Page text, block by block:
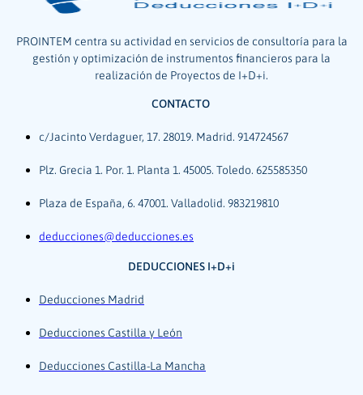
PROINTEM centra su actividad en servicios de consultoría para la
gestión y optimización de instrumentos financieros para la
realización de Proyectos de I+D+i.
CONTACTO
c/Jacinto Verdaguer, 17. 28019. Madrid. 914724567
Plz. Grecia 1. Por. 1. Planta 1. 45005. Toledo. 625585350
Plaza de España, 6. 47001. Valladolid. 983219810
deducciones@deducciones.es
DEDUCCIONES I+D+i
Deducciones Madrid
Deducciones Castilla y León
Deducciones Castilla-La Mancha